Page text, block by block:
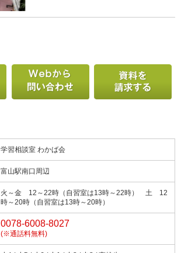
学習相談室 わかば会
富山駅南口周辺
火～金 12～22時（自習室は13時～22時） 土 12
時～20時（自習室は13時～20時）
0078-6008-8027
(※通話料無料)